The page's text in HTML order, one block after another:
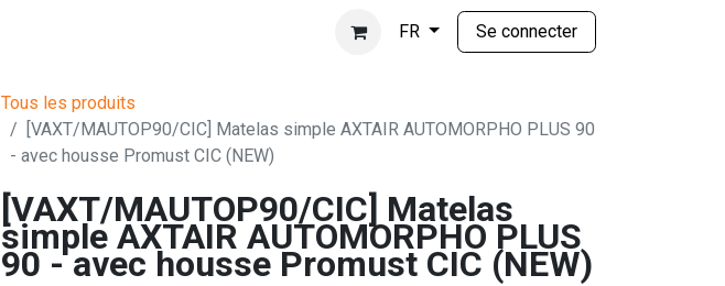
FR Se connecter
Tous les produits
[VAXT/MAUTOP90/CIC] Matelas simple AXTAIR AUTOMORPHO PLUS 90
- avec housse Promust CIC (NEW)
[VAXT/MAUTOP90/CIC] Matelas
simple AXTAIR AUTOMORPHO PLUS
90 - avec housse Promust CIC (NEW)